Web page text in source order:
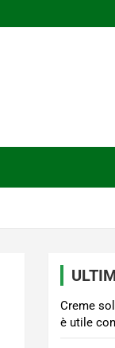
Creme
è utile